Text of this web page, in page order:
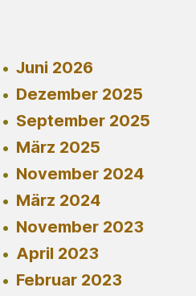
Juni 2026
Dezember 2025
September 2025
März 2025
November 2024
März 2024
November 2023
April 2023
Februar 2023